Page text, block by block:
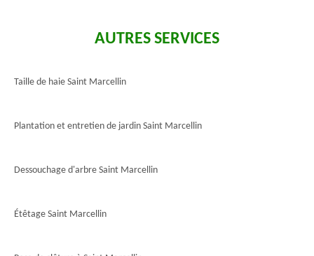
AUTRES SERVICES
Taille de haie Saint Marcellin
Plantation et entretien de jardin Saint Marcellin
Dessouchage d'arbre Saint Marcellin
Étêtage Saint Marcellin